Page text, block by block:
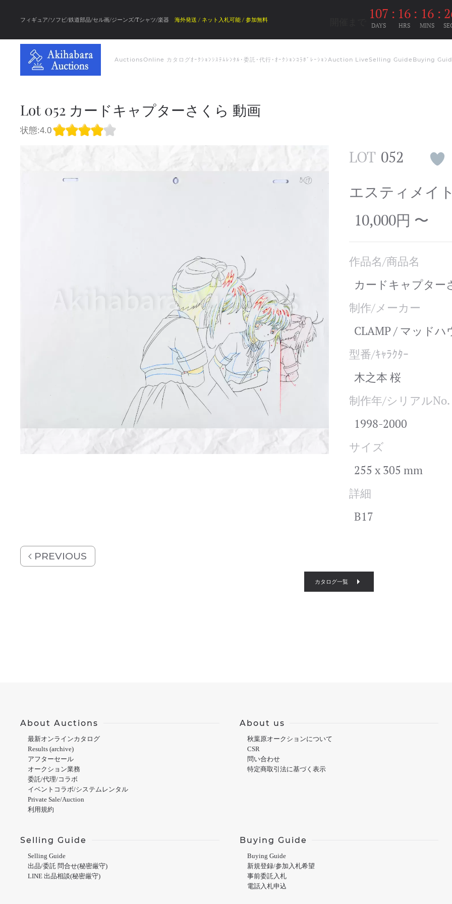
フィギュア/ソフビ/鉄道部品/セル画/ジーンズ/Tシャツ/楽器 海外発送 / ネット入札可能 / 参加無料 107
DAYS
: 16
HRS
: 16
MINS
:
AuctionsOnline カタログｵｰｸｼｮﾝｼｽﾃﾑﾚﾝﾀﾙ･委託･代行･ｵｰｸｼｮﾝｺﾗﾎﾞﾚｰｼｮﾝAuction LiveSelling Guide Buying
Lot 052 カードキャプターさくら 動画
状態:4.0
LOT 052
エスティメイ
10,000円 〜
作品名/商品名
カードキャプター
制作/メーカー
CLAMP / マッドハ
型番/ｷｬﾗｸﾀｰ
木之本 桜
制作年/シリアルNo.
1998-2000
サイズ
255 x 305 mm
詳細
B17
PREVIOUS
カタログ一覧
About Auctions
最新オンラインカタログ
Results (archive)
アフターセール
オークション業務
委託/代理/コラボ
イベントコラボ/システムレンタル
Private Sale/Auction
利用規約
About us
秋葉原オークションについて
CSR
問い合わせ
特定商取引法に基づく表示
Selling Guide
Selling Guide
出品/委託 問合せ(秘密厳守)
LINE 出品相談(秘密厳守)
Buying Guide
Buying Guide
新規登録/参加入札希望
事前委託入札
電話入札申込